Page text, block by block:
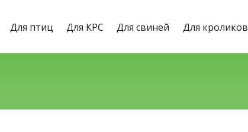
Для птиц Для КРС Для свиней Для кроликов